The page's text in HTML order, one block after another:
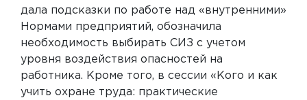
дала подсказки по работе над «внутренними»
Нормами предприятий, обозначила
необходимость выбирать СИЗ с учетом
уровня воздействия опасностей на
работника. Кроме того, в сессии «Кого и как
учить охране труда: практические